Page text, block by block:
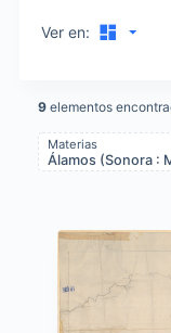
Ver en:
9 elementos
Materias
Álamos (Sonora :
Items list results